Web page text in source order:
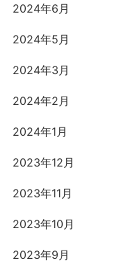
2024年6月
2024年5月
2024年3月
2024年2月
2024年1月
2023年12月
2023年11月
2023年10月
2023年9月